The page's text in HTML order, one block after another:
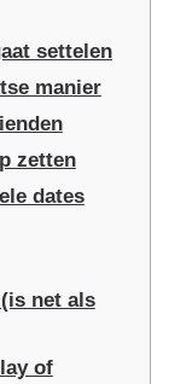
settelen
manier
zetten
dates
net als
of